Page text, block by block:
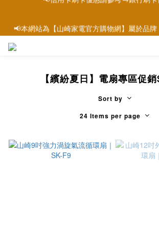
家電」唯一官方購物網站
家電」唯一官方購物網站
【繽紛夏日】電扇專區促
Sort by
24 Items per page